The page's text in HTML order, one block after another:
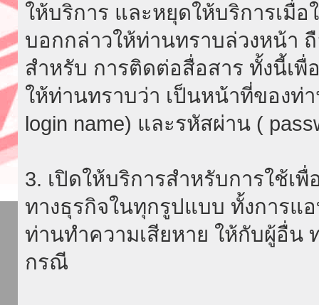
ให้บริการ และหยุดให้บริการเมื่
บอกกล่าวให้ท่านทราบล่วงหน้า
สำหรับ การติดต่อสื่อสาร ทั้งนี้เพื่
ให้ท่านทราบว่า เป็นหน้าที่ของท่
login name) และรหัสผ่าน (
3. เปิดให้บริการสำหรับการใช้เ
ทางธุรกิจในทุกรูปแบบ ทั้งการแ
ท่านทำความเสียหาย ให้กับผู้อื่น
กรณี